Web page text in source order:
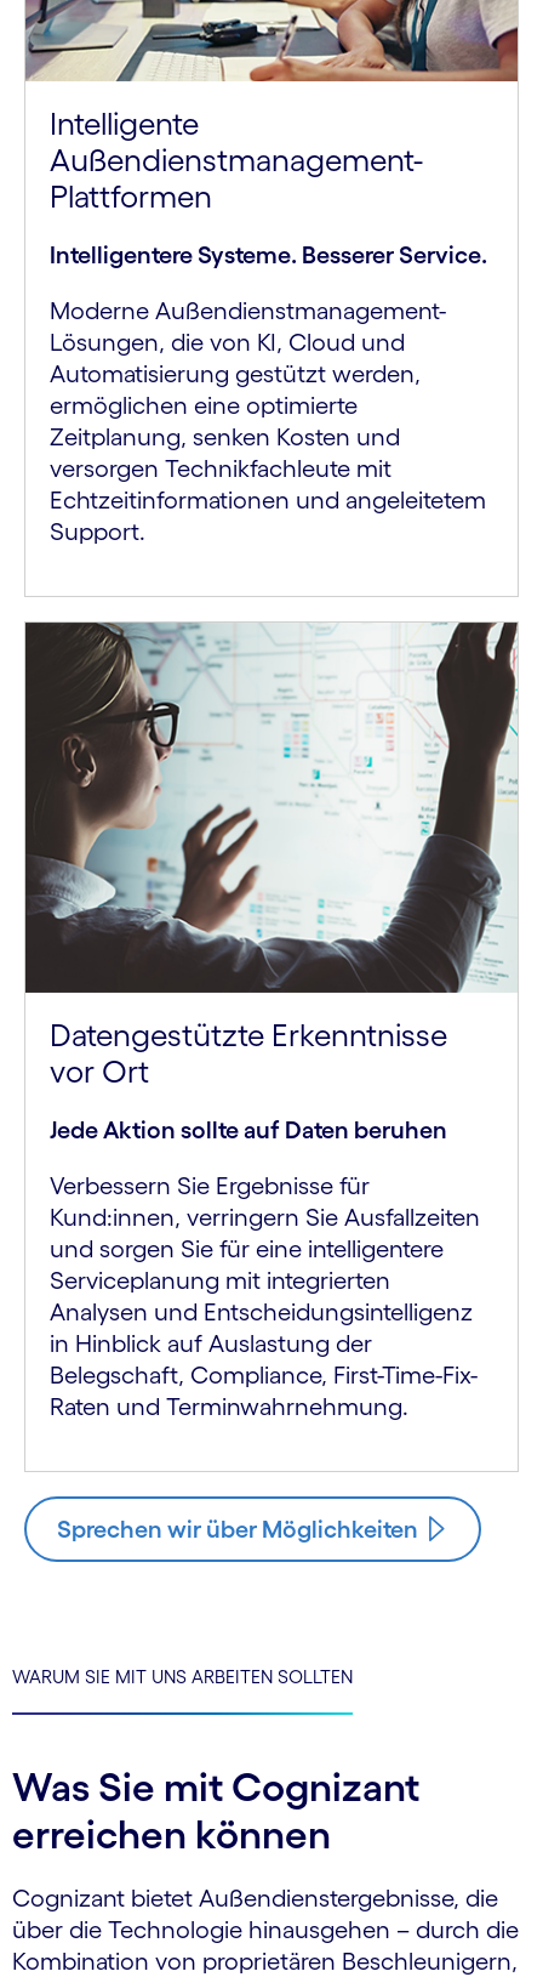
Intelligente
Außendienstmanagement-
Plattformen
Intelligentere Systeme. Besserer Service.
Moderne Außendienstmanagement-
Lösungen, die von KI, Cloud und
Automatisierung gestützt werden,
ermöglichen eine optimierte
Zeitplanung, senken Kosten und
versorgen Technikfachleute mit
Echtzeitinformationen und angeleitetem
Support.
Datengestützte Erkenntnisse
vor Ort
Jede Aktion sollte auf Daten beruhen
Verbessern Sie Ergebnisse für
Kund:innen, verringern Sie Ausfallzeiten
und sorgen Sie für eine intelligentere
Serviceplanung mit integrierten
Analysen und Entscheidungsintelligenz
in Hinblick auf Auslastung der
Belegschaft, Compliance, First-Time-Fix-
Raten und Terminwahrnehmung.
Sprechen wir über Möglichkeiten
WARUM SIE MIT UNS ARBEITEN SOLLTEN
Was Sie mit Cognizant
erreichen können
Cognizant bietet Außendienstergebnisse, die
über die Technologie hinausgehen – durch die
Kombination von proprietären Beschleunigern,